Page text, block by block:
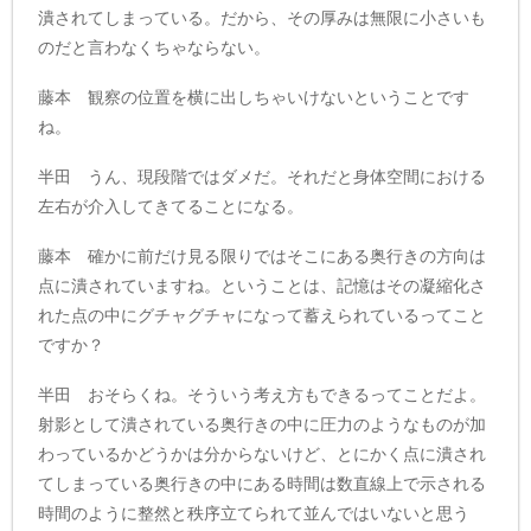
潰されてしまっている。だから、その厚みは無限に小さいも
のだと言わなくちゃならない。
藤本 観察の位置を横に出しちゃいけないということです
ね。
半田 うん、現段階ではダメだ。それだと身体空間における
左右が介入してきてることになる。
藤本 確かに前だけ見る限りではそこにある奥行きの方向は
点に潰されていますね。ということは、記憶はその凝縮化さ
れた点の中にグチャグチャになって蓄えられているってこと
ですか？
半田 おそらくね。そういう考え方もできるってことだよ。
射影として潰されている奥行きの中に圧力のようなものが加
わっているかどうかは分からないけど、とにかく点に潰され
てしまっている奥行きの中にある時間は数直線上で示される
時間のように整然と秩序立てられて並んではいないと思う